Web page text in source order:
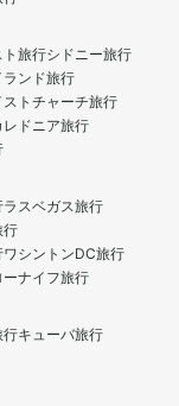
ト旅行シドニー旅行
ンド旅行
ストチャーチ旅行
レドニア旅行
ラスベガス旅行
行
ワシントンDC旅行
ーナイフ旅行
行キューバ旅行